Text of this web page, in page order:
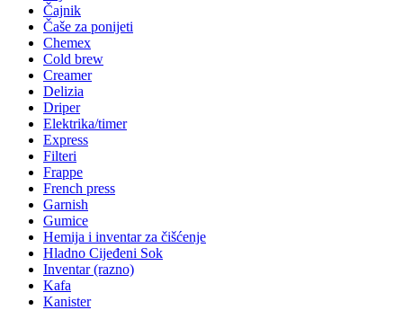
Čajnik
Čaše za ponijeti
Chemex
Cold brew
Creamer
Delizia
Driper
Elektrika/timer
Express
Filteri
Frappe
French press
Garnish
Gumice
Hemija i inventar za čišćenje
Hladno Cijeđeni Sok
Inventar (razno)
Kafa
Kanister